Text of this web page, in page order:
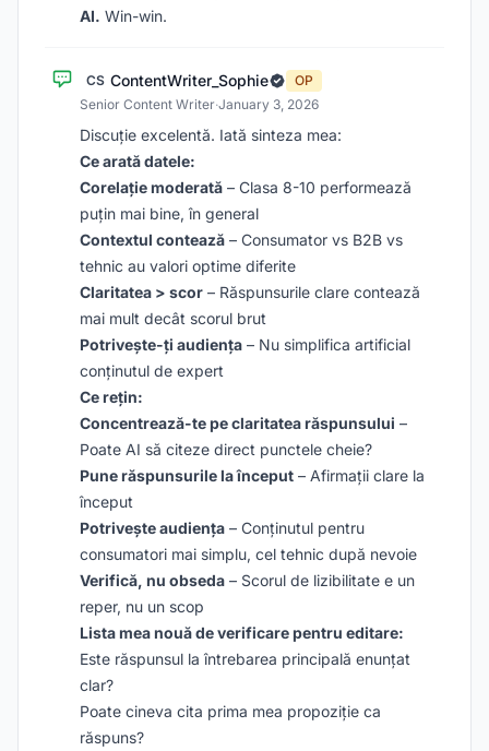
AI. Win-win.
CS ContentWriter_Sophie
OP
Senior Content Writer·January 3, 2026
Discuție excelentă. Iată sinteza mea:
Ce arată datele:
Corelație moderată – Clasa 8-10 performează
puțin mai bine, în general
Contextul contează – Consumator vs B2B vs
tehnic au valori optime diferite
Claritatea > scor – Răspunsurile clare contează
mai mult decât scorul brut
Potrivește-ți audiența – Nu simplifica artificial
conținutul de expert
Ce rețin:
Concentrează-te pe claritatea răspunsului –
Poate AI să citeze direct punctele cheie?
Pune răspunsurile la început – Afirmații clare la
început
Potrivește audiența – Conținutul pentru
consumatori mai simplu, cel tehnic după nevoie
Verifică, nu obseda – Scorul de lizibilitate e un
reper, nu un scop
Lista mea nouă de verificare pentru editare:
Este răspunsul la întrebarea principală enunțat
clar?
Poate cineva cita prima mea propoziție ca
răspuns?